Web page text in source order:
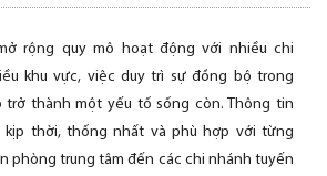
rộng quy mô hoạt động với nhiều chi
khu vực, việc duy trì sự đồng bộ trong
thành một yếu tố sống còn. Thông tin
kịp thời, thống nhất và phù hợp với từng
phòng trung tâm đến các chi nhánh tuyến